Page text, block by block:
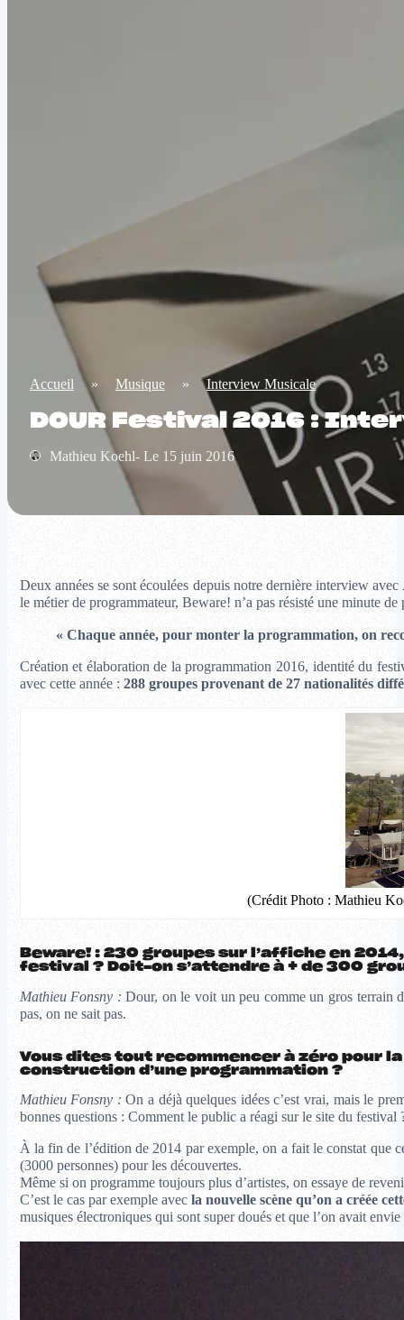
Accueil » Musique » Interview Musicale
DOUR Festival 2016 :
Mathieu Koehl- Le 15 juin 2016
Deux années se sont écoulées depuis notre dernière interview
le métier de programmateur, Beware! n’a pas résisté une minute
« Chaque année, pour monter la programmation, on
Création et élaboration de la programmation 2016, identité du
avec cette année : 288 groupes provenant de 27 nationalités
(Crédit Photo : Mathieu
Beware! : 230 groupes sur l’affiche en
festival ? Doit-on s’attendre à + de300
Mathieu Fonsny : Dour, on le voit un peu comme un gros terrain
pas, on ne sait pas.
Vous dites tout recommencer à zéro pour
construction d’une programmation ?
Mathieu Fonsny :On a déjà quelques idées c’est vrai, mais le
bonnes questions : Comment le public a réagi sur le site du
À la fin de l’édition de 2014 par exemple, on a fait le constat que
(3000 personnes) pour les découvertes.
Même si on programme toujours plus d’artistes, on essaye de
C’est le cas par exemple avec la nouvelle scène qu’on a créée
musiques électroniques qui sont super doués et que l’on avait envie